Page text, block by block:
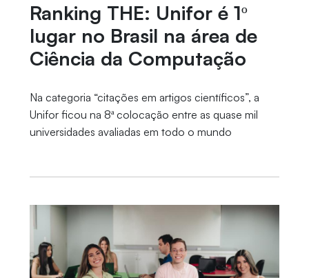
Ranking THE: Unifor é 1º
lugar no Brasil na área de
Ciência da Computação
Na categoria “citações em artigos científicos”, a
Unifor ficou na 8ª colocação entre as quase mil
universidades avaliadas em todo o mundo